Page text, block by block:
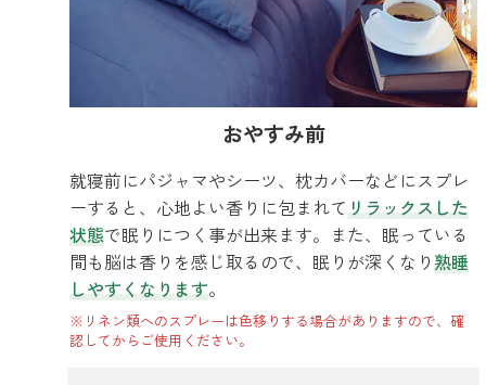
おやすみ前
就寝前にパジャマやシーツ、枕カバーなどにスプレ
ーすると、心地よい香りに包まれて リラックスした
状態で眠りにつく事が出来ます。また、眠っている
間も脳は香りを感じ取るので、眠りが深くなり 熟睡
しやすくなります。
※リネン類へのスプレーは色移りする場合がありますので、確
認してからご使用ください。